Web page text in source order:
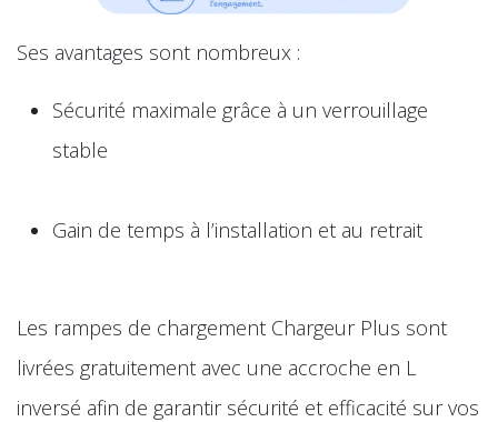
Ses avantages sont nombreux :
Sécurité maximale grâce à un verrouillage
stable
Gain de temps à l’installation et au retrait
Les rampes de chargement Chargeur Plus sont
livrées gratuitement avec une accroche en L
inversé afin de garantir sécurité et efficacité sur vos